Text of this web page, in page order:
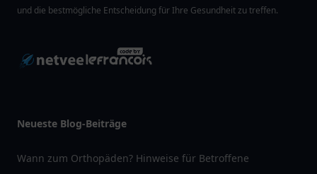
und die bestmögliche Entscheidung für Ihre Gesundheit zu treffen.
Neueste Blog-Beiträge
Wann zum Orthopäden? Hinweise für Betroffene